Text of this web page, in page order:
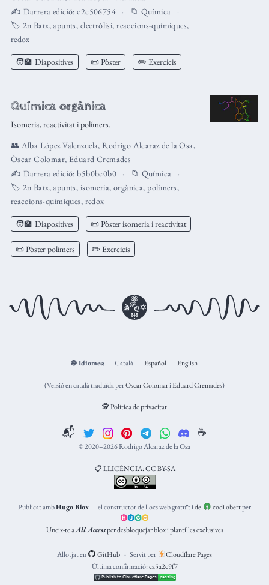
✍️ Darrera edició:c2c506754 📁 Química
🏷️ 2n Batx,apunts, electròlisi,reaccions-químiques,
redox
🧑‍🏫 Diapositives 📜 Pòster ✏️ Exercicis
Química orgànica
Isomeria, reactivitat i polímers.
👥 Alba López Valenzuela,Rodrigo Alcaraz de la Osa,
Òscar Colomar, Eduard Cremades
✍️ Darrera edició:b5b0bc0b0 📁 Química
🏷️ 2n Batx,apunts, isomeria, orgànica,polímers,
reaccions-químiques, redox
🧑‍🏫 Diapositives 📜 Pòster isomeria i reactivitat
📜 Pòster polímers ✏️ Exercicis
🌐 Idiomes: Català Español English
(Versió en català traduïda perÒscar ColomariEduard Cremades)
🕵️ Política de privacitat
📬 ☕️
© 2020–2026 Rodrigo Alcaraz de la Osa
📋 LLICÈNCIA: CC BY-SA
Publicat ambHugo Blox— el constructor de llocs web gratuït ide codi obertper
Uneix-te aAll Accessper desbloquejar blox i plantilles exclusives
Allotjat en GitHub Servit per
Cloudflare Pages
Última confirmació:ca5a2c9f7